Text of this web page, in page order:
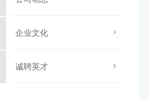
企业文化
诚聘英才